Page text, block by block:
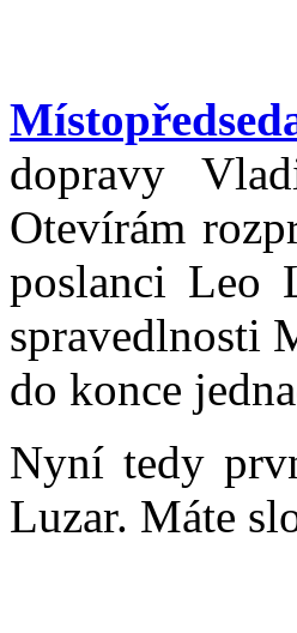
dopravy
Otevírám
poslanci Leo
spravedlnosti
do konce
Nyní tedy
Luzar. Máte